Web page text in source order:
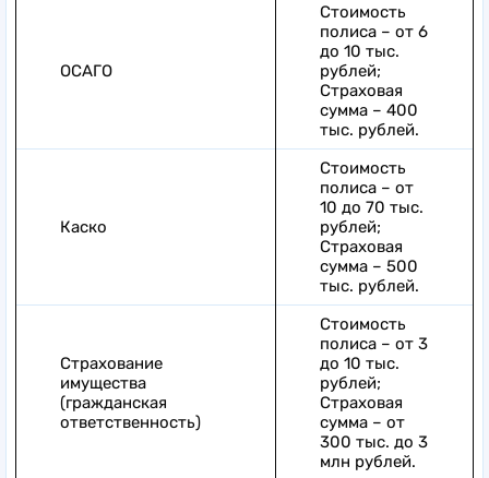
ОСАГО
Стоимость
полиса – от 6
до 10 тыс.
рублей;
Страховая
сумма – 400
тыс. рублей.
Каско
Стоимость
полиса – от
10 до 70 тыс.
рублей;
Страховая
сумма – 500
тыс. рублей.
Страхование
имущества
(гражданская
ответственность)
Стоимость
полиса – от 3
до 10 тыс.
рублей;
Страховая
сумма – от
300 тыс. до 3
млн рублей.